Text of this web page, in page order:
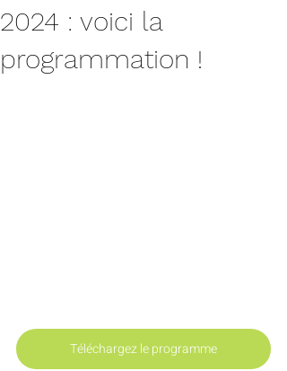
2024 : voici la
programmation !
Téléchargez le programme